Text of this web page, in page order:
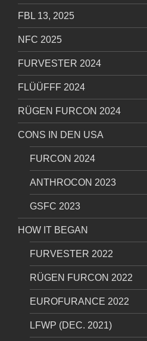
FBL 13, 2025
NFC 2025
FURVESTER 2024
FLÜÜFFF 2024
RÜGEN FURCON 2024
CONS IN DEN USA
FURCON 2024
ANTHROCON 2023
GSFC 2023
HOW IT BEGAN
FURVESTER 2022
RÜGEN FURCON 2022
EUROFURANCE 2022
LFWP (DEC. 2021)